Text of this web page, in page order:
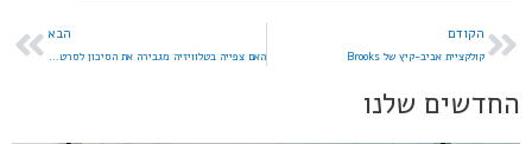
הקודם
קולקציית אביב-קיץ של Brooks
הבא
האם צפייה בטלוויזיה מגבירה את הסיכון לסרטן המעי הגס?
החדשים שלנו